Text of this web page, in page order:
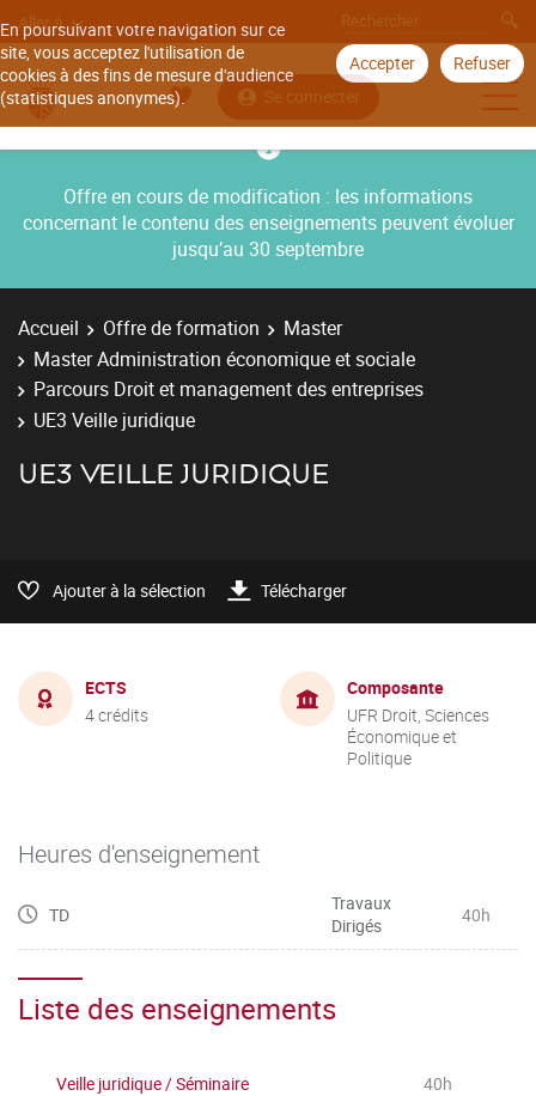
En poursuivant votre navigation sur ce
site, vous acceptez l'utilisation de
cookies à des fins de mesure d'audience
(statistiques anonymes).
Accepter Refuser
Aller à
Se connecter
Offre en cours de modification : les informations
concernant le contenu des enseignements peuvent évoluer
jusqu’au 30 septembre
Accueil Offre de formation
Master
Master Administration économique et sociale
Parcours Droit et management des entreprises
UE3 Veille juridique
UE3 VEILLE JURIDIQUE
Ajouter à la sélection Télécharger
ECTS
4 crédits
Composante
UFR Droit, Sciences
Économique et
Politique
Heures d'enseignement
TD
Travaux
Dirigés
40h
Liste des enseignements
Veille juridique / Séminaire 40h